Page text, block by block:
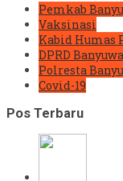
Pemkab
Vaksinasi
Kabid Humas
DPRD
Polresta
Covid-19
Pos Terbaru